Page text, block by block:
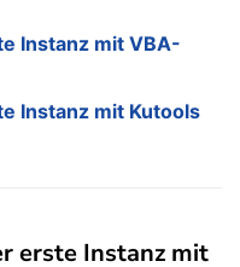
Instanz mit VBA-
Instanz mit Kutools
erste Instanz mit